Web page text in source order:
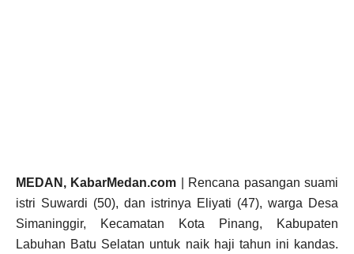
MEDAN, KabarMedan.com | Rencana pasangan suami
istri Suwardi (50), dan istrinya Eliyati (47), warga Desa
Simaninggir, Kecamatan Kota Pinang, Kabupaten
Labuhan Batu Selatan untuk naik haji tahun ini kandas.